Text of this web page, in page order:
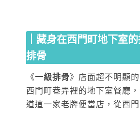
｜藏身在西門町地下室
排骨
《一級排骨》店面超不明顯
西門町巷弄裡的地下室餐廳
道這一家老牌便當店，從西